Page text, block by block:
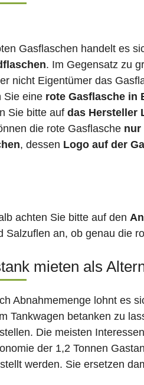
Gasflaschen handelt es
. Im Gegensatz zu
nicht Eigentümer das
Sie eine rote Gasflasche in
Sie bitte auf das Hersteller
die rote Gasflasche nur
, dessen Logo auf der
achten Sie bitte auf den
Salzuflen an, ob genau die
mieten als
Abnahmemenge lohnt es
Tankwagen betanken zu
Die meisten
der 1,2 Tonnen
werden. Sie ersetzen